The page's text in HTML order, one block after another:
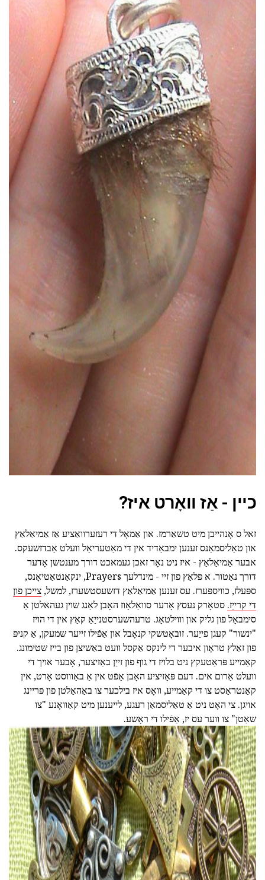
ad
כיין - אַז וואָרט איז?
זאל ס אָנהייבן מיט טשאַרמז. און אַמאָל די רעזערוואַציע אַז אַמיאַלאַץ
און טאַליסמאַנס זענען ימבאַדיד אין די מאַטעריאַל וועלט אַבדזשעקס.
אבער אַמיאַלאַץ - איז ניט נאָר זאכן געמאכט דורך מענטשן אָדער
דורך נאַטור. א פּלאַץ פון זיי - מינדלעך Prayers, ינקאַנטאַטיאָנס,
ספּעלז, כוויספּערז. עס זענען אַמיאַלאַץ דזשעסטשערז, למשל, צייכן פון
די קרייַז. סטאָרק נעסץ אָדער סוואַלאָוז האָבן לאַנג שוין געהאלטן אַ
סימבאָל פון גליק און וווילטאָג. טרעהשערסטנייַאַ קאַץ אין די הויז
"ינשור" קעגן פייַער. זובאָטשקי קנאָבל און אַפֿילו זייער שמעקן, אַ קניפּ
פון זאַלץ טראָון איבער די לינקס אַקסל וועט באַשיצן פון בייז שטימונג.
קאַמייע פּראַטעקץ ניט בלויז די גוף פון זייַן באַזיצער, אָבער אויך די
וועלט אַרום אים. דעם פּאָזיציע האָבן אָפֿט אין אַ באַוווסט אָרט, אין
קאַנטראַסט צו די קאַמייע, וואָס איז בילכער צו באַהאַלטן פון פּריינג
אויגן. צי האָט ניט אַ טאַליסמאַן רעגע, לייענען מיט קאַוואָנע "צו
שאַטן" צו ווער עס יז, אַפֿילו די ראָשע.